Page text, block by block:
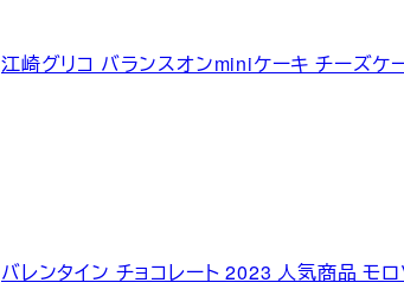
江崎グリコ バランスオンminiケーキ チーズ
バレンタイン チョコレート 2023 人気商品 モ